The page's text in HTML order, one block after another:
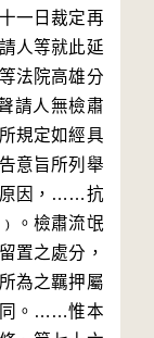
一日裁定再
人等就此延
法院高雄分
請人無檢肅
規定如經具
意旨所列舉
原因，……抗
。檢肅流氓
置之處分，
為之羈押屬
同。……惟本